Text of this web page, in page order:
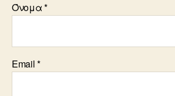
Όνομα*
Email*